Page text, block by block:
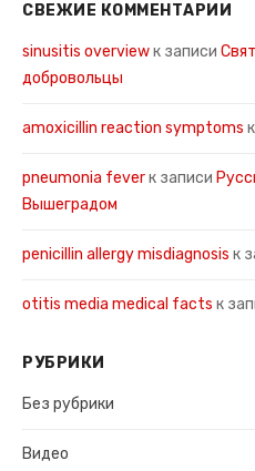
СВЕЖИЕ КОММЕНТАРИИ
sinusitis overviewк записи
добровольцы
amoxicillin reaction symptoms
pneumonia feverк записи
Вышеградом
penicillin allergy misdiagnosis к
otitis media medical facts к
РУБРИКИ
Без рубрики
Видео